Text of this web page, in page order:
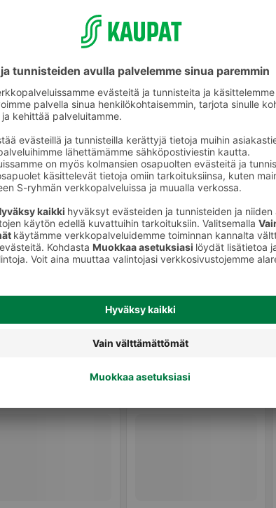
Leikkeleet, makkarat ja muut
lihavalmisteet